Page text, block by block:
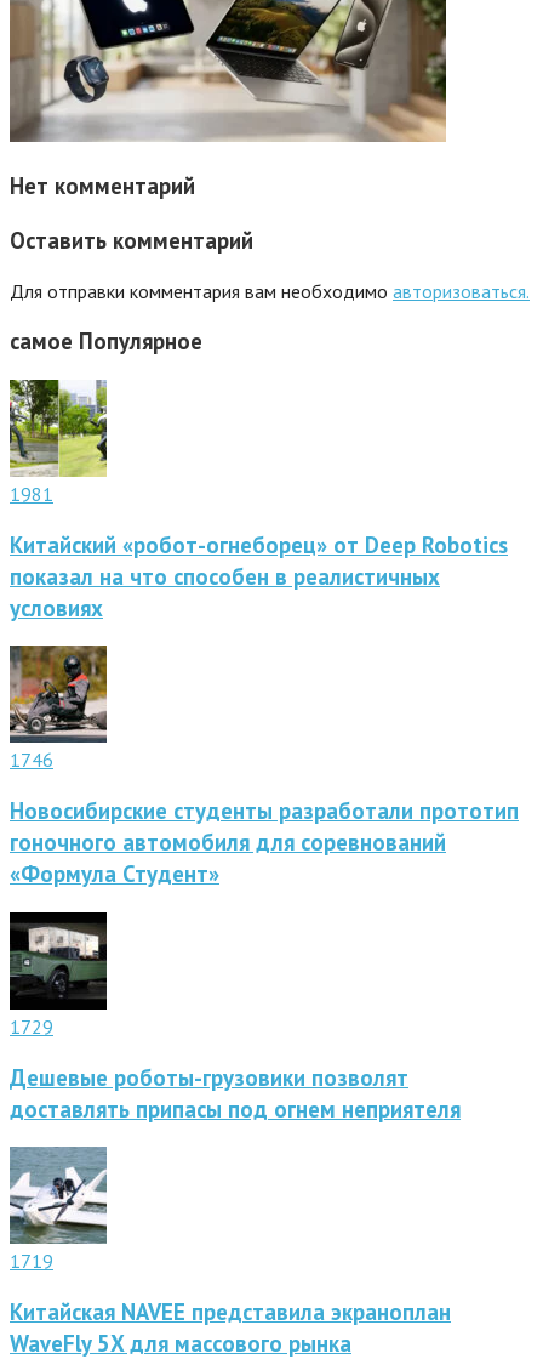
Нет комментарий
Оставить комментарий
Для отправки комментария вам необходимо авторизоваться.
самое Популярное
1981
Китайский «робот-огнеборец» от Deep Robotics
показал на что способен в реалистичных
условиях
1746
Новосибирские студенты разработали прототип
гоночного автомобиля для соревнований
«Формула Студент»
1729
Дешевые роботы-грузовики позволят
доставлять припасы под огнем неприятеля
1719
Китайская NAVEE представила экраноплан
WaveFly 5X для массового рынка